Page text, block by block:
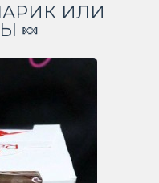
ИЛИ
🍬